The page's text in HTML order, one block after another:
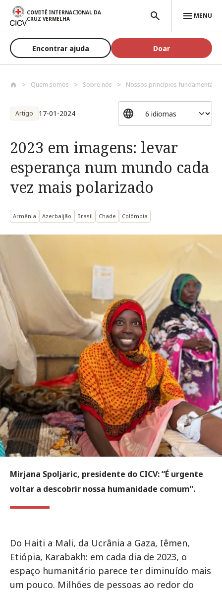
Passar para o conteúdo principal
COMITÊ INTERNACIONAL DA
CRUZ VERMELHA
MENU
Encontrar ajuda Doar
Quem somos Sobre nós Nossos princípios fundamentais
Artigo 17-01-2024
2023 em imagens: levar
esperança num mundo cada
vez mais polarizado
Armênia Azerbaijão Brasil Chade Colômbia
Mirjana Spoljaric, presidente do CICV: “É urgente
voltar a descobrir nossa humanidade comum”.
Do Haiti a Mali, da Ucrânia a Gaza, Iêmen,
Etiópia, Karabakh: em cada dia de 2023, o
espaço humanitário parece ter diminuído mais
um pouco. Milhões de pessoas ao redor do